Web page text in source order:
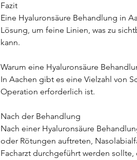
Fazit
Eine Hyaluronsäure Behandlung in
Lösung, um feine Linien, was zu
kann.
Warum eine Hyaluronsäure
In Aachen gibt es eine Vielzahl von
Operation erforderlich ist.
Nach der Behandlung
Nach einer Hyaluronsäure
oder Rötungen auftreten,
Facharzt durchgeführt werden